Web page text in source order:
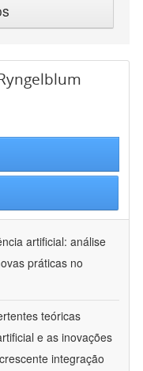
artificial: análise
práticas no
teóricas
e as inovações
integração